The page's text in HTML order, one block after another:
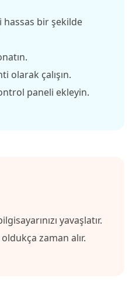
hassas bir şekilde
olarak çalışın.
paneli ekleyin.
yavaşlatır.
oldukça zaman alır.